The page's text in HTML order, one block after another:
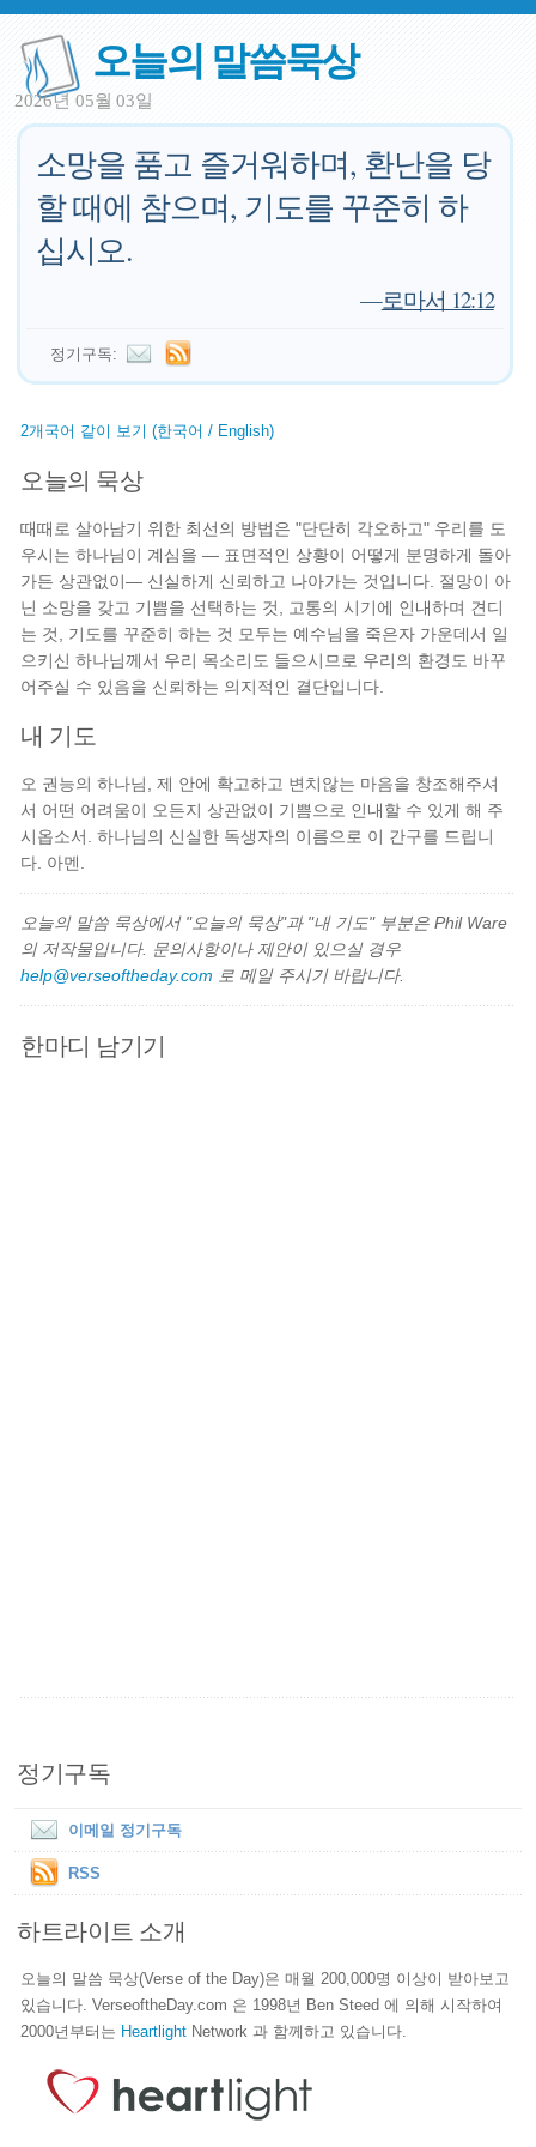
오늘의 말씀묵상
2026년 05월 03일
소망을 품고 즐거워하며, 환난을 당
할 때에 참으며, 기도를 꾸준히 하
십시오.
—로마서 12:12
정기구독:
2개국어 같이 보기 (한국어 / English)
오늘의 묵상
때때로 살아남기 위한 최선의 방법은 "단단히 각오하고" 우리를 도
우시는 하나님이 계심을 — 표면적인 상황이 어떻게 분명하게 돌아
가든 상관없이— 신실하게 신뢰하고 나아가는 것입니다. 절망이 아
닌 소망을 갖고 기쁨을 선택하는 것, 고통의 시기에 인내하며 견디
는 것, 기도를 꾸준히 하는 것 모두는 예수님을 죽은자 가운데서 일
으키신 하나님께서 우리 목소리도 들으시므로 우리의 환경도 바꾸
어주실 수 있음을 신뢰하는 의지적인 결단입니다.
내 기도
오 권능의 하나님, 제 안에 확고하고 변치않는 마음을 창조해주셔
서 어떤 어려움이 오든지 상관없이 기쁨으로 인내할 수 있게 해 주
시옵소서. 하나님의 신실한 독생자의 이름으로 이 간구를 드립니
다. 아멘.
오늘의 말씀 묵상에서 "오늘의 묵상"과 "내 기도" 부분은 Phil Ware
의 저작물입니다. 문의사항이나 제안이 있으실 경우
help@verseoftheday.com 로 메일 주시기 바랍니다.
한마디 남기기
정기구독
이메일 정기구독
RSS
하트라이트 소개
오늘의 말씀 묵상(Verse of the Day)은 매월 200,000명 이상이 받아보고
있습니다. VerseoftheDay.com 은 1998년 Ben Steed 에 의해 시작하여
2000년부터는 Heartlight Network 과 함께하고 있습니다.